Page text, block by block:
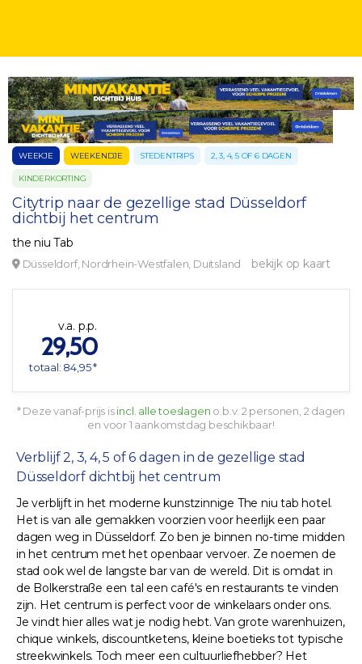
WEEKJE WEEKENDJE STEDENTRIPS 2, 3, 4, 5 OF 6 DAGEN
KINDERKORTING
Citytrip naar de gezellige stad Düsseldorf
dichtbij het centrum
the niu Tab
Düsseldorf, Nordrhein-Westfalen, Duitsland bekijk op kaart
v.a. p.p.
29,50
totaal: 84,95 *
* Deze vanaf-prijs isincl. alle toeslagen o.b.v. 2 personen, 2 dagen
en voor 1 aankomstdag beschikbaar!
Verblijf 2, 3, 4, 5 of 6 dagen in de gezellige stad
Düsseldorf dichtbij het centrum
Je verblijft in het moderne kunstzinnige The niu tab hotel.
Het is van alle gemakken voorzien voor heerlijk een paar
dagen weg in Düsseldorf. Zo ben je binnen no-time midden
in het centrum met het openbaar vervoer. Ze noemen de
stad ook wel de langste bar van de wereld. Dit is omdat in
de Bolkerstraße een tal een café's en restaurants te vinden
zijn. Het centrum is perfect voor de winkelaars onder ons.
Je vindt hier alles wat je nodig hebt. Van grote warenhuizen,
chique winkels, discountketens, kleine boetieks tot typische
streekwinkels. Toch meer een cultuurliefhebber? Het